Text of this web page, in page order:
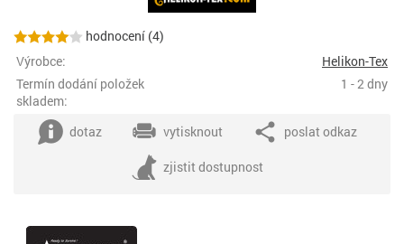
hodnocení (4)
Výrobce:
Helikon-Tex
Termín dodání položek
skladem:
1 - 2 dny
dotaz vytisknout poslat odkaz
zjistit dostupnost